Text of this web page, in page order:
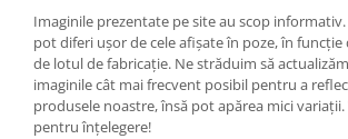
Altele
Butoane
Cadre de montaj aparent
Detectoare de mișcare
Imaginile prezentate pe site au scop
pot diferi ușor de cele afișate în poze, în
de lotul de fabricație. Ne străduim să
imaginile cât mai frecvent posibil pentru a
produsele noastre, însă pot apărea mici
pentru înțelegere!